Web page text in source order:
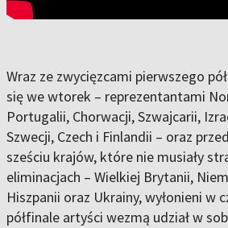
Wraz ze zwycięzcami pierwszego
się we wtorek – reprezentantami
Portugalii, Chorwacji, Szwajcarii,
Szwecji, Czech i Finlandii – oraz
sześciu krajów, które nie musiały
eliminacjach – Wielkiej Brytanii,
Hiszpanii oraz Ukrainy, wyłonieni w
półfinale artyści wezmą udział w